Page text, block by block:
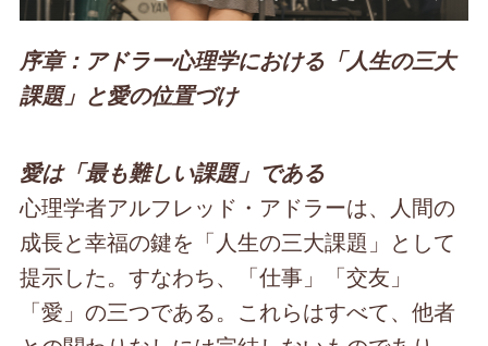
序章：アドラー心理学における「人生の三大
課題」と愛の位置づけ
愛は「最も難しい課題」である
心理学者アルフレッド・アドラーは、人間の
成長と幸福の鍵を「人生の三大課題」として
提示した。すなわち、「仕事」「交友」
「愛」の三つである。これらはすべて、他者